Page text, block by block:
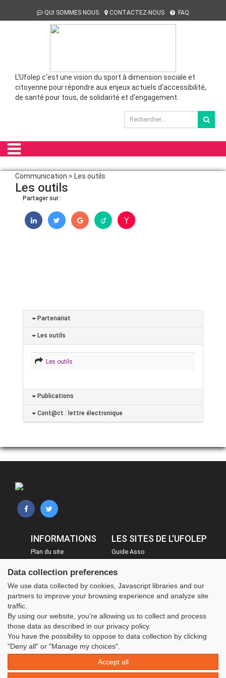
QUI SOMMES NOUS CONTACTEZ-NOUS FAQ
L'Ufolep c'est une vision du sport à dimension sociale et
citoyenne pour répondre aux enjeux actuels d'accessibilité,
de santé pour tous, de solidarité et d'engagement.
Communication > Les outils
Les outils
Partager sur :
Partenariat
Les outils
Les outils
Publications
Cont@ct : lettre électronique
INFORMATIONS
Plan du site
Mentions légales
Administration
LES SITES DE L'UFOLEP
Guide Asso
Inscriptions évènements
Data collection preferences
We use data collected by cookies, Javascript libraries and our
partners to improve your browsing experience and analyze site
traffic.
By using our website, you're allowing us to collect and process
those data as described in our privacy policy.
You have the possibility to oppose to data collection by clicking
"Deny all" or "Manage my choices".
Accept all